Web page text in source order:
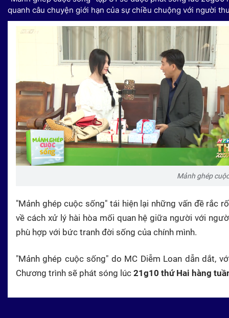
quanh câu chuyện giới hạn của sự chiều chuộng với người
Mảnh ghép
"Mảnh ghép cuộc sống" tái hiện lại những vấn đề rắc
về cách xử lý hài hòa mối quan hệ giữa người với
phù hợp với bức tranh đời sống của chính mình.
"Mảnh ghép cuộc sống" do MC Diễm Loan dẫn dắt,
Chương trình sẽ phát sóng lúc 21g10 thứ Hai hàng